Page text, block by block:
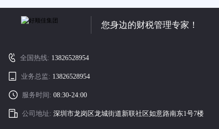
您身边的财税管理专家！
全国热线: 13826528954
业务总监: 13826528954
服务时间:08:30-24:00
公司地址:深圳市龙岗区龙城街道新联社区如意路南东1号7楼